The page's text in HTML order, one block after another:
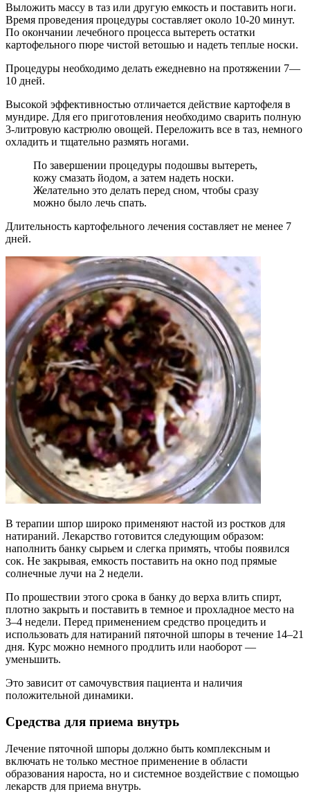
Выложить массу в таз или другую емкость и поставить ноги.
Время проведения процедуры составляет около 10-20 минут.
По окончании лечебного процесса вытереть остатки
картофельного пюре чистой ветошью и надеть теплые носки.
Процедуры необходимо делать ежедневно на протяжении 7—
10 дней.
Высокой эффективностью отличается действие картофеля в
мундире. Для его приготовления необходимо сварить полную
3-литровую кастрюлю овощей. Переложить все в таз, немного
охладить и тщательно размять ногами.
По завершении процедуры подошвы вытереть,
кожу смазать йодом, а затем надеть носки.
Желательно это делать перед сном, чтобы сразу
можно было лечь спать.
Длительность картофельного лечения составляет не менее 7
дней.
В терапии шпор широко применяют настой из ростков для
натираний. Лекарство готовится следующим образом:
наполнить банку сырьем и слегка примять, чтобы появился
сок. Не закрывая, емкость поставить на окно под прямые
солнечные лучи на 2 недели.
По прошествии этого срока в банку до верха влить спирт,
плотно закрыть и поставить в темное и прохладное место на
3–4 недели. Перед применением средство процедить и
использовать для натираний пяточной шпоры в течение 14–21
дня. Курс можно немного продлить или наоборот —
уменьшить.
Это зависит от самочувствия пациента и наличия
положительной динамики.
Средства для приема внутрь
Лечение пяточной шпоры должно быть комплексным и
включать не только местное применение в области
образования нароста, но и системное воздействие с помощью
лекарств для приема внутрь.